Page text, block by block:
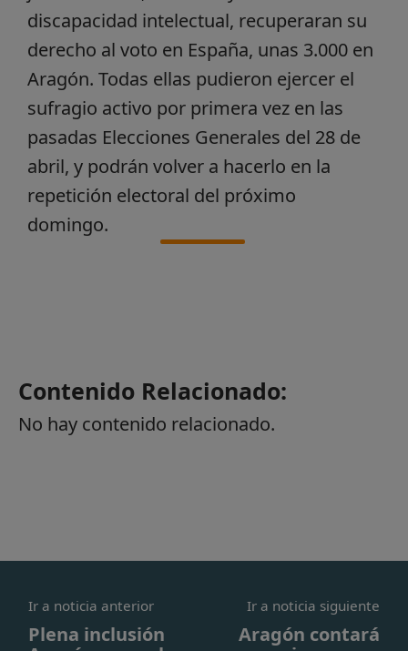
discapacidad intelectual, recuperaran su
derecho al voto en España, unas 3.000 en
Aragón. Todas ellas pudieron ejercer el
sufragio activo por primera vez en las
pasadas Elecciones Generales del 28 de
abril, y podrán volver a hacerlo en la
repetición electoral del próximo
domingo.
Contenido Relacionado:
No hay contenido relacionado.
Ir a noticia anterior
Plena inclusión
Ir a noticia siguiente
Aragón contará